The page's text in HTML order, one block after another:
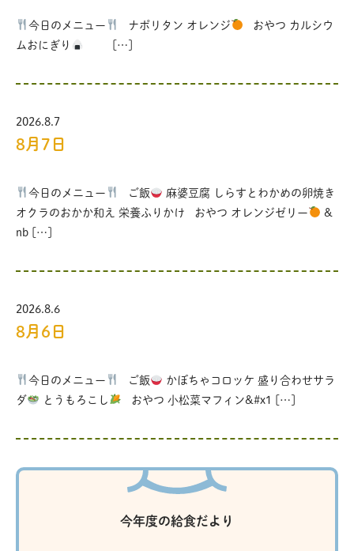
今日のメニュー ナポリタン オレンジ
おやつ カルシウ
ムおにぎり
[…]
2026.8.7
8月7日
今日のメニュー ご飯
麻婆豆腐 しらすとわかめの卵焼き
オクラのおかか和え 栄養ふりかけ おやつ オレンジゼリー
&
nb […]
2026.8.6
8月6日
今日のメニュー ご飯
かぼちゃコロッケ 盛り合わせサラ
ダ
とうもろこし おやつ 小松菜マフィン&#x1 […]
今年度の給食だより